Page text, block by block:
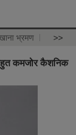
भ्रमण >>
कमजोर कैशनिक